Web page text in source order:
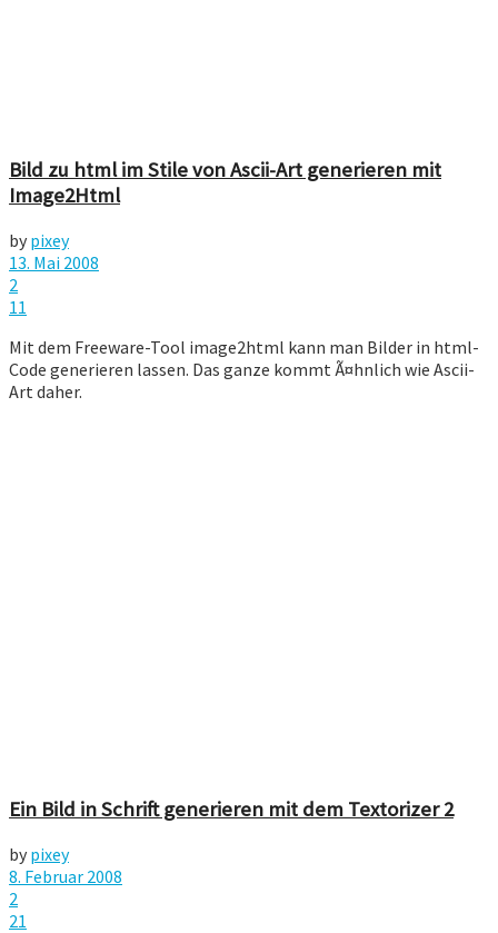
Bild zu html im Stile von Ascii-Art generieren mit
Image2Html
by pixey
13. Mai 2008
2
11
Mit dem Freeware-Tool image2html kann man Bilder in html-
Code generieren lassen. Das ganze kommt Ã¤hnlich wie Ascii-
Art daher.
Ein Bild in Schrift generieren mit dem Textorizer 2
by pixey
8. Februar 2008
2
21